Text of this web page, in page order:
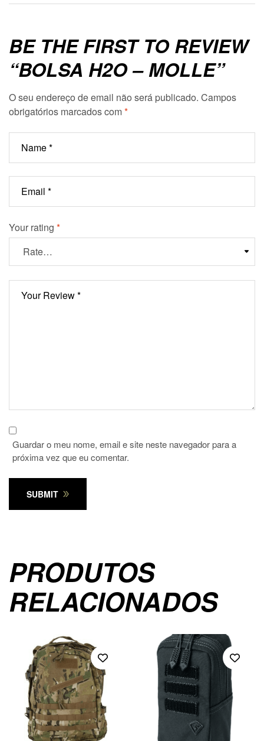
BE THE FIRST TO REVIEW
“BOLSA H2O – MOLLE”
O seu endereço de email não será publicado. Campos
obrigatórios marcados com*
Your rating *
Guardar o meu nome, email e site neste navegador para a
próxima vez que eu comentar.
SUBMIT
PRODUTOS
RELACIONADOS